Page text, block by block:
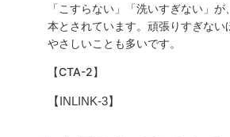
「こすらない」「洗いすぎない」
本とされています。頑張りすぎない
やさしいことも多いです。
【CTA-2】
【INLINK-3】